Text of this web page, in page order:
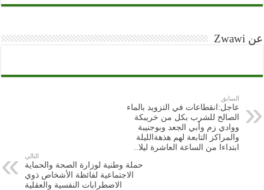
عن Zwawi
السابق
عاجل:انقطاعات في التزويد بالماء
الصالح للشرب بكل من خريبكة
ووادي زم وأبي الجعد وبوجنيبة
والمراكز التابعة لهم هذهةالليلة
ابتداءا من الساعة العاشرة ليلا..
التالي
حملة وطنية لوزارة الصحة والحماية
الاجتماعية لفائظة الأشخاص ذوي
الاضطرابات النفسية والعقلية